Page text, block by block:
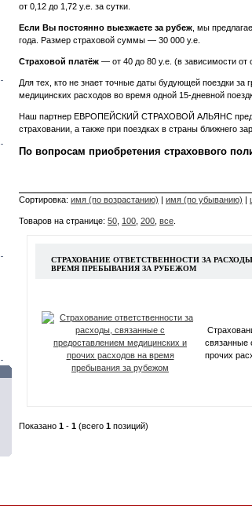
от 0,12 до 1,72 у.е. за сутки.
Если Вы постоянно выезжаете за рубеж , мы
года. Размер страховой суммы — 30 000 у.е.
Страховой платёж — от 40 до 80 у.е. (в зависимости от
Для тех, кто не знает точные даты будующей поездки за
медицинских расходов во время одной 15-дневной
Наш партнер ЕВРОПЕЙСКИЙ СТРАХОВОЙ АЛЬЯНС
страховании, а также при поездках в страны ближнего
По вопросам приобретения страховвого
Сортировка: имя (по возрастанию) | имя (по убыванию) |
Товаров на странице: 50 100 200 все
CТРАХОВАНИЕ ОТВЕТСТВЕННОСТИ ЗА
ВРЕМЯ ПРЕБЫВАНИЯ ЗА РУБЕЖОМ
связанные
прочих
Показано 1 - 1 (всего 1 позиций)